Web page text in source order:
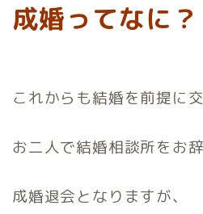
成婚ってなに？
これからも結婚を前提に
お二人で結婚相談所をお
成婚退会となりますが、